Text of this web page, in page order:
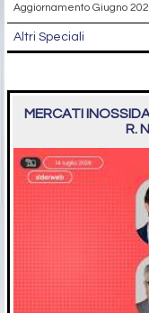
Aggiornamento Giugno
Altri Speciali
MERCATI
R.